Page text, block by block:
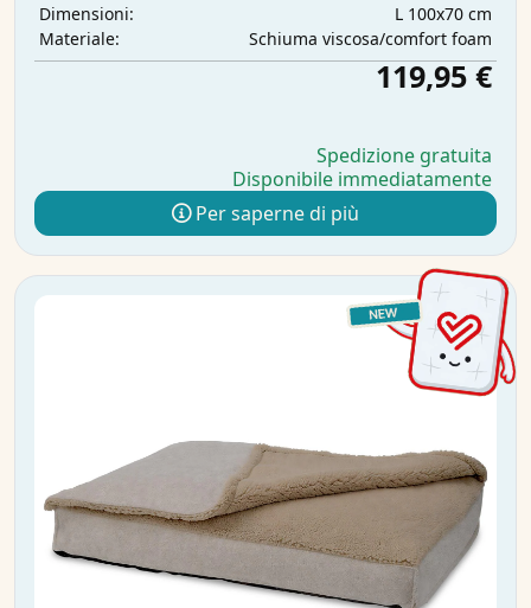
Dimensioni:
L 100x70 cm
Materiale:
Schiuma viscosa/comfort foam
119,95 €
Spedizione gratuita
Disponibile immediatamente
Per saperne di più